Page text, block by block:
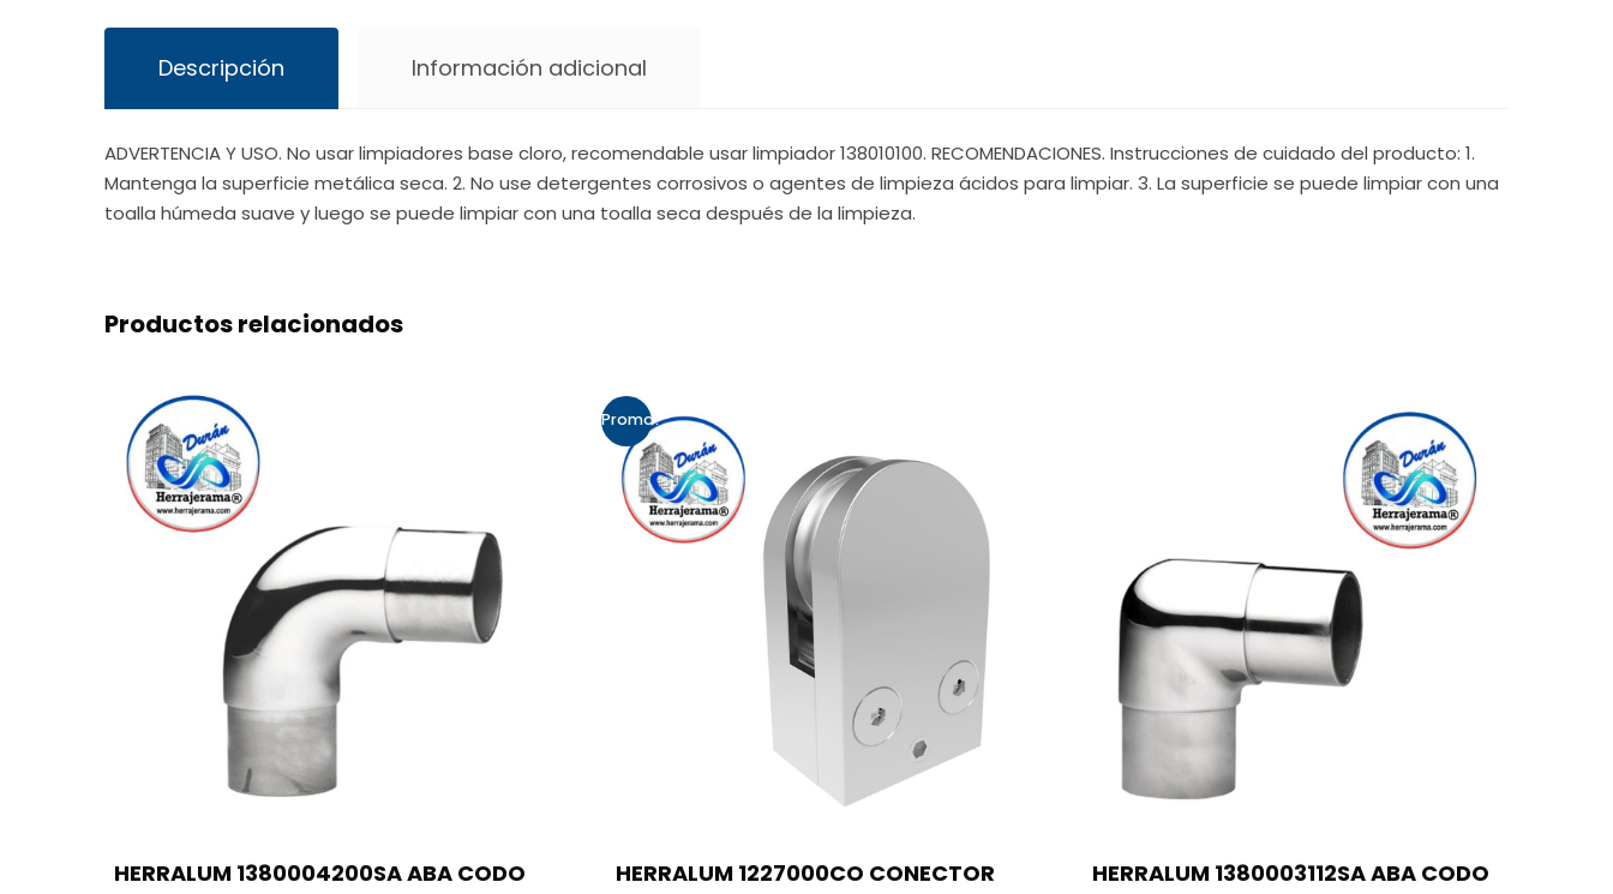
Descripción Información adicional
ADVERTENCIA Y USO. No usar limpiadores base cloro, recomendable usar limpiador 138010100. RECOMENDACIONES. Instrucciones de cuidado del producto: 1.
Mantenga la superficie metálica seca. 2. No use detergentes corrosivos o agentes de limpieza ácidos para limpiar. 3. La superficie se puede limpiar con una
toalla húmeda suave y luego se puede limpiar con una toalla seca después de la limpieza.
Productos relacionados
HERRALUM 1380004200SA ABA CODO
Promo!
HERRALUM 1227000CO CONECTOR
HERRALUM 1380003112SA ABA CODO